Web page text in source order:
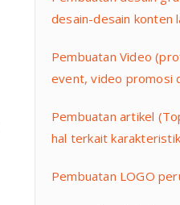
desain-desain konten
Pembuatan Video
event, video promosi
Pembuatan artikel
hal terkait
Pembuatan LOGO